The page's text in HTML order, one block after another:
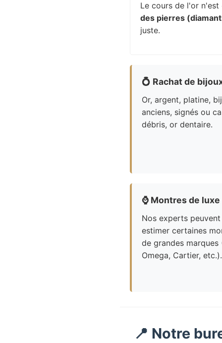
Le cours de l'or
des pierres
juste.
💍 Rachat de
Or, argent, platine,
anciens, signés ou
débris, or dentaire.
⌚ Montres de luxe
Nos experts peuvent
estimer certaines
de grandes marques
Omega, Cartier, etc.).
📍 Notre